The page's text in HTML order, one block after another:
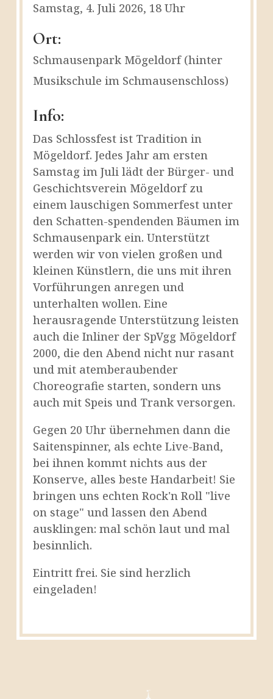
Samstag, 4. Juli 2026, 18 Uhr
Ort:
Schmausenpark Mögeldorf (hinter
Musikschule im Schmausenschloss)
Info:
Das Schlossfest ist Tradition in
Mögeldorf. Jedes Jahr am ersten
Samstag im Juli lädt der Bürger- und
Geschichtsverein Mögeldorf zu
einem lauschigen Sommerfest unter
den Schatten-spendenden Bäumen im
Schmausenpark ein. Unterstützt
werden wir von vielen großen und
kleinen Künstlern, die uns mit ihren
Vorführungen anregen und
unterhalten wollen. Eine
herausragende Unterstützung leisten
auch die Inliner der SpVgg Mögeldorf
2000, die den Abend nicht nur rasant
und mit atemberaubender
Choreografie starten, sondern uns
auch mit Speis und Trank versorgen.
Gegen 20 Uhr übernehmen dann die
Saitenspinner, als echte Live-Band,
bei ihnen kommt nichts aus der
Konserve, alles beste Handarbeit! Sie
bringen uns echten Rock'n Roll "live
on stage" und lassen den Abend
ausklingen: mal schön laut und mal
besinnlich.
Eintritt frei. Sie sind herzlich
eingeladen!